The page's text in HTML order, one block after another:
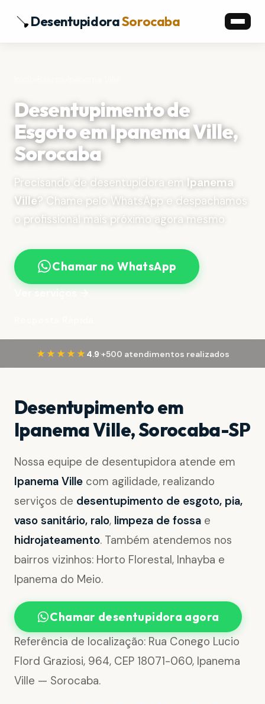
DesentupidoraSorocaba
Desentupimento de
Esgoto em Ipanema Ville,
Sorocaba
Precisando de desentupidora em Ipanema
Ville? Chame pelo WhatsApp e despachamos
o profissional mais próximo agora mesmo.
Chamar no WhatsApp
Ver serviços →
★★★★★ 4.9·+500 atendimentos realizados
Desentupimento em
Ipanema Ville, Sorocaba-SP
Nossa equipe de desentupidora atende em
Ipanema Ville com agilidade, realizando
serviços de desentupimento de esgoto, pia,
vaso sanitário, ralo, limpeza de fossa e
hidrojateamento. Também atendemos nos
bairros vizinhos: Horto Florestal, Inhayba e
Ipanema do Meio.
Chamar desentupidora agora
Referência de localização: Rua Conego Lucio
Flord Graziosi, 964, CEP 18071-060, Ipanema
Ville — Sorocaba.